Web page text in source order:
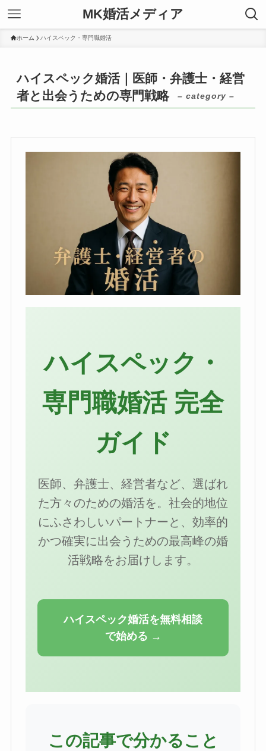
MK婚活メディア
ホーム ハイスペック・専門職婚活
ハイスペック婚活｜医師・弁護士・経営
者と出会うための専門戦略
– category –
ハイスペック・
専門職婚活 完全
ガイド
医師、弁護士、経営者など、選ばれ
た方々のための婚活を。社会的地位
にふさわしいパートナーと、効率的
かつ確実に出会うための最高峰の婚
活戦略をお届けします。
ハイスペック婚活を無料相談
で始める →
この記事で分かること